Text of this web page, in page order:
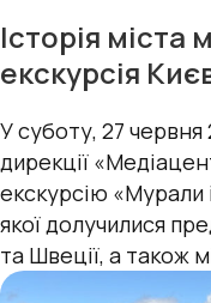
Історія
екскурсія
У суботу, 27 червня
дирекції
екскурсію «Мурали
якої долучилися
та Швеції, а також
УВКБ